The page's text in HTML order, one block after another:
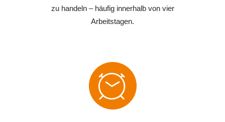
zu handeln – häufig innerhalb von vier
Arbeitstagen.